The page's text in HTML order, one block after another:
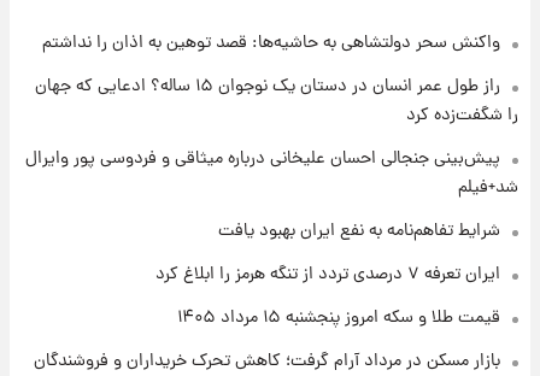
۱ روز پیش
۱ روز پیش
فال روزانه واقعی پنجشنبه ۱۵ مرداد ۱۴۰۵
واکنش سحر دولتشاهی به حاشیه‌ها: قصد توهین به اذان را نداشتم
راز طول عمر انسان در دستان یک نوجوان ۱۵ ساله؟ ادعایی که جهان
را شگفت‌زده کرد
پیش‌بینی جنجالی احسان علیخانی درباره میثاقی و فردوسی پور وایرال
شد+فیلم
شرایط تفاهم‌نامه به نفع ایران بهبود یافت
ایران تعرفه ۷ درصدی تردد از تنگه هرمز را ابلاغ کرد
قیمت طلا و سکه امروز پنجشنبه ۱۵ مرداد ۱۴۰۵
بازار مسکن در مرداد آرام گرفت؛ کاهش تحرک خریداران و فروشندگان